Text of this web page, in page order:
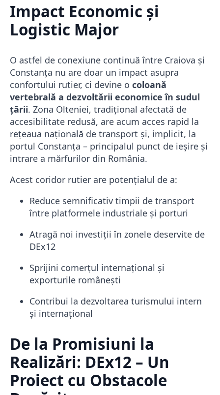
Impact Economic și
Logistic Major
O astfel de conexiune continuă între Craiova și
Constanța nu are doar un impact asupra
confortului rutier, ci devine o coloană
vertebrală a dezvoltării economice în sudul
țării. Zona Olteniei, tradițional afectată de
accesibilitate redusă, are acum acces rapid la
rețeaua națională de transport și, implicit, la
portul Constanța – principalul punct de ieșire și
intrare a mărfurilor din România.
Acest coridor rutier are potențialul de a:
Reduce semnificativ timpii de transport
între platformele industriale și porturi
Atragă noi investiții în zonele deservite de
DEx12
Sprijini comerțul internațional și
exporturile românești
Contribui la dezvoltarea turismului intern
și internațional
De la Promisiuni la
Realizări: DEx12 – Un
Proiect cu Obstacole